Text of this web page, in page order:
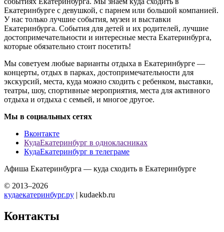
Екатеринбурге с девушкой, с парнем или большой компанией.
У нас только лучшие события, музеи и выставки
Екатеринбурга. События для детей и их родителей, лучшие
достопримечательности и интересные места Екатеринбурга,
которые обязательно стоит посетить!
Мы советуем любые варианты отдыха в Екатеринбурге —
концерты, отдых в парках, достопримечательности для
экскурсий, места, куда можно сходить с ребенком, выставки,
театры, шоу, спортивные мероприятия, места для активного
отдыха и отдыха с семьей, и многое другое.
Мы в социальных сетях
Вконтакте
КудаЕкатеринбург в однокласниках
КудаЕкатеринбург в телеграме
Афиша Екатеринбурга — куда сходить в Екатеринбурге
© 2013–2026
кудаекатеринбург.ру | kudaekb.ru
Контакты